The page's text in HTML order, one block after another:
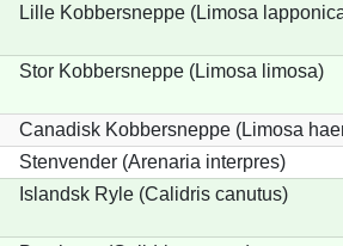
Lille Kobbersneppe (Limosa
Stor Kobbersneppe (Limosa limosa)
Canadisk Kobbersneppe (Limosa
Stenvender (Arenaria interpres)
Islandsk Ryle (Calidris canutus)